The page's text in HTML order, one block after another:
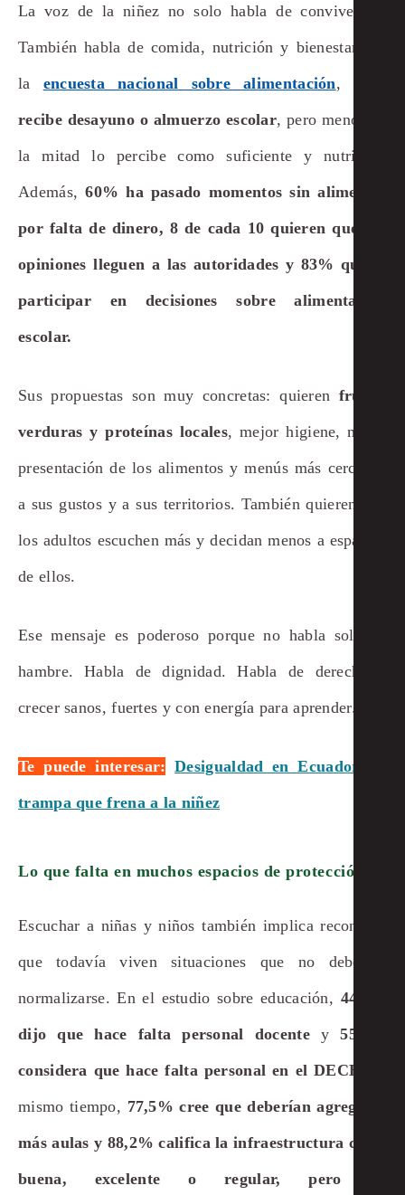
La voz de la niñez no solo habla de convivencia.
También habla de comida, nutrición y bienestar. En
la encuesta nacional sobre alimentación,
recibe desayuno o almuerzo escolar, pero menos de
la mitad lo percibe como suficiente y nutritivo.
Además,60% ha pasado momentos sin alimentos
por falta de dinero, 8 de cada 10 quieren que sus
opiniones lleguen a las autoridades y 83% quiere
participar en decisiones sobre alimentación
escolar.
Sus propuestas son muy concretas: quieren frutas,
verduras y proteínas locales, mejor higiene, mejor
presentación de los alimentos y menús más cercanos
a sus gustos y a sus territorios. También quieren que
los adultos escuchen más y decidan menos a espaldas
de ellos.
Ese mensaje es poderoso porque no habla solo de
hambre. Habla de dignidad. Habla de derecho a
crecer sanos, fuertes y con energía para aprender.
Te puede interesar: Desigualdad en Ecuador: la
trampa que frena a la niñez
Lo que falta en muchos espacios de protección
Escuchar a niñas y niños también implica reconocer
que todavía viven situaciones que no deberían
normalizarse. En el estudio sobre educación, 44,7%
dijo que hace falta personal docentey 55,6%
considera que hace falta personal en el DECE
mismo tiempo, 77,5% cree que deberían agregarse
más aulas y 88,2% califica la infraestructura como
buena, excelente o regular, pero no